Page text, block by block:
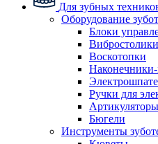
Для зубных
Оборудование
Блоки
Вибростолики
Воскотопки
Ручки для
Бюгели
Инструменты